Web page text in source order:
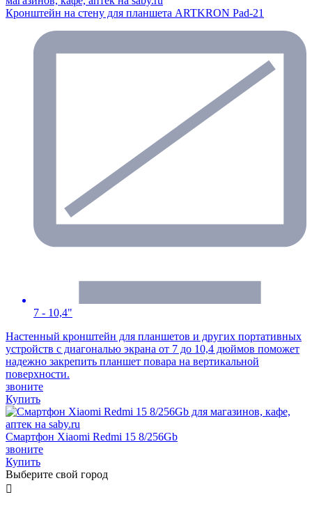
Кронштейн на стену для планшета ARTKRON Pad-21
7 - 10,4"
Настенный кронштейн для планшетов и других портативных
устройств с диагональю экрана от 7 до 10,4 дюймов поможет
надежно закрепить планшет повара на вертикальной
поверхности.
звоните
Купить
Смартфон Xiaomi Redmi 15 8/256Gb
звоните
Купить
Выберите свой город
